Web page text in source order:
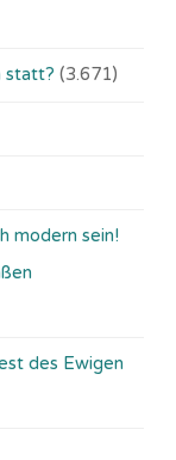
statt? (3.671)
modern sein!
des Ewigen